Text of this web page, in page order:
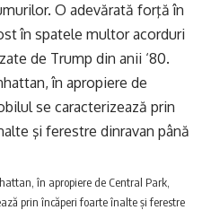
O adevărată forţă în
în spatele multor acorduri
de Trump din anii ‘80.
în apropiere de Central Park,
prin încăperi foarte înalte şi ferestre